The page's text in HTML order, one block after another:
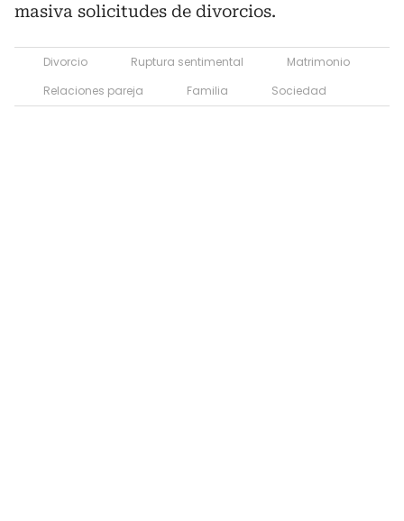
masiva solicitudes de divorcios.
Divorcio Ruptura sentimental
Matrimonio
Relaciones pareja
Familia Sociedad